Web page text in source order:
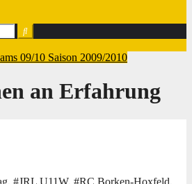
09/10 Saison 2009/2010
an Erfahrung